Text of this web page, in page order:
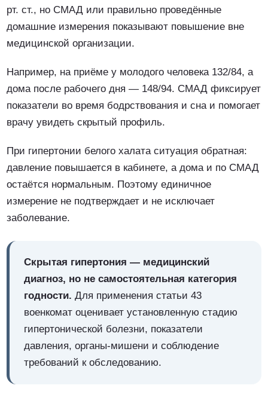
рт. ст., но СМАД или правильно проведённые
домашние измерения показывают повышение вне
медицинской организации.
Например, на приёме у молодого человека 132/84, а
дома после рабочего дня — 148/94. СМАД фиксирует
показатели во время бодрствования и сна и помогает
врачу увидеть скрытый профиль.
При гипертонии белого халата ситуация обратная:
давление повышается в кабинете, а дома и по СМАД
остаётся нормальным. Поэтому единичное
измерение не подтверждает и не исключает
заболевание.
Скрытая гипертония — медицинский
диагноз, но не самостоятельная категория
годности. Для применения статьи 43
военкомат оценивает установленную стадию
гипертонической болезни, показатели
давления, органы-мишени и соблюдение
требований к обследованию.